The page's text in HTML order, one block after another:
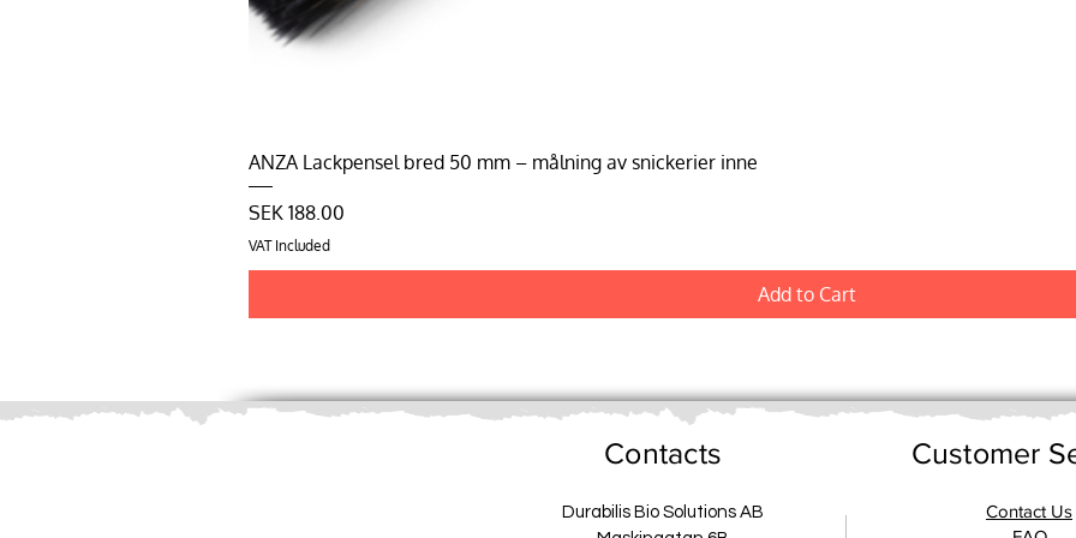
ANZA Lackpensel bred 50 mm – målning av snickerier inne
Price
SEK 188.00
VAT Included
Add to Cart
Contacts
Durabilis Bio Solutions AB
Customer
Contact Us